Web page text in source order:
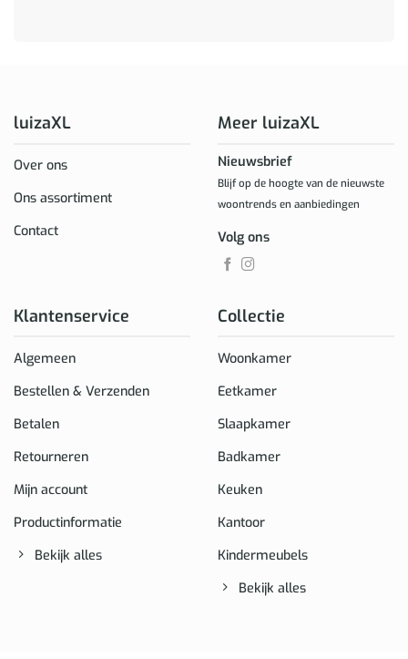
luizaXL
Over ons
Ons assortiment
Contact
Klantenservice
Algemeen
Bestellen & Verzenden
Betalen
Retourneren
Mijn account
Productinformatie
Bekijk alles
Collectie
Woonkamer
Eetkamer
Slaapkamer
Badkamer
Keuken
Kantoor
Kindermeubels
Bekijk alles
Meer luizaXL
Nieuwsbrief
Blijf op de hoogte van de nieuwste
woontrends en aanbiedingen
Volg ons